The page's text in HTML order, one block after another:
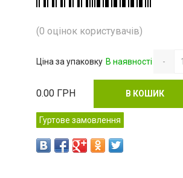
(0 оцінок користувачів)
Ціна за упаковку В наявності -
0.00 ГРН В КОШИК
Гуртове замовлення